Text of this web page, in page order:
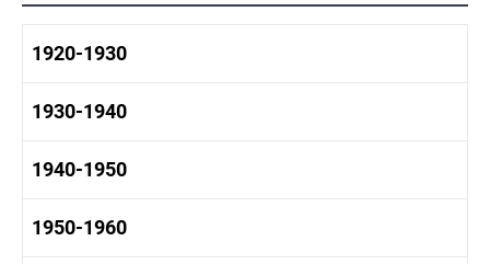
1920-1930
1920-1930 история
1920-1930 культура
1930-1940
1930-1940 история
1930-1940 культура
1940-1950
1940-1950 быт
1950-1960